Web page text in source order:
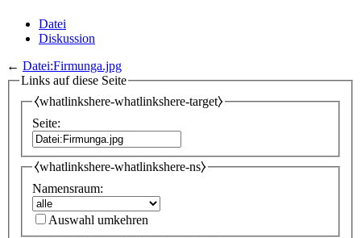
Datei
Diskussion
← Datei:Firmunga.jpg
Links auf diese Seite
⧼whatlinkshere-whatlinkshere-target⧽
Seite:
⧼whatlinkshere-whatlinkshere-ns⧽
Namensraum:
Auswahl umkehren